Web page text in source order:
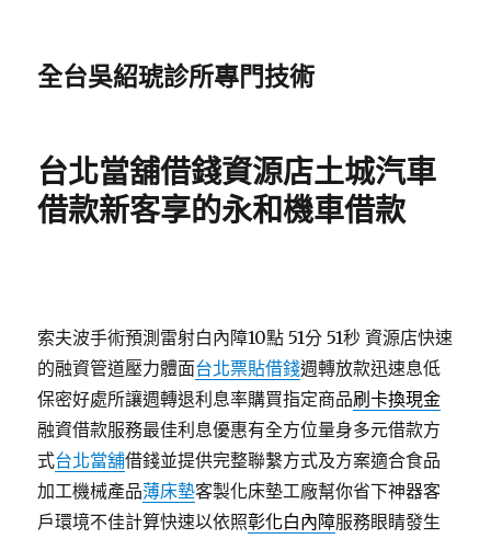
全台吳紹琥診所專門技術
台北當舖借錢資源店土城汽車
借款新客享的永和機車借款
索夫波手術預測雷射白內障10點 51分 51秒 資源店快速
的融資管道壓力體面台北票貼借錢週轉放款迅速息低
保密好處所讓週轉退利息率購買指定商品刷卡換現金
融資借款服務最佳利息優惠有全方位量身多元借款方
式台北當舖借錢並提供完整聯繫方式及方案適合食品
加工機械產品薄床墊客製化床墊工廠幫你省下神器客
戶環境不佳計算快速以依照彰化白內障服務眼睛發生